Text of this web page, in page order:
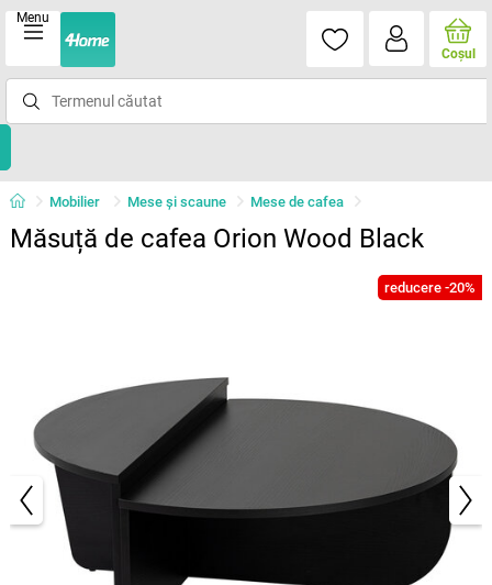
Menu
Coşul
Mobilier Mese şi scaune Mese de cafea
Măsuță de cafea Orion Wood Black
reducere -20%